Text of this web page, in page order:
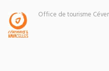
Office de tourisme